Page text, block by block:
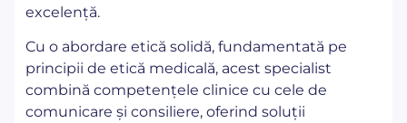
excelență.
Cu o abordare etică solidă, fundamentată pe
principii de etică medicală, acest specialist
combină competențele clinice cu cele de
comunicare și consiliere, oferind soluții